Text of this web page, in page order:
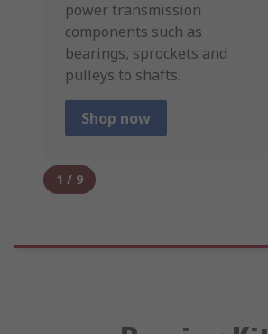
power transmission
components such as
bearings, sprockets and
pulleys to shafts.
Shop now
1 / 9